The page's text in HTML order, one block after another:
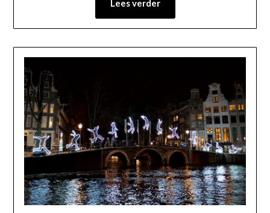
Lees verder